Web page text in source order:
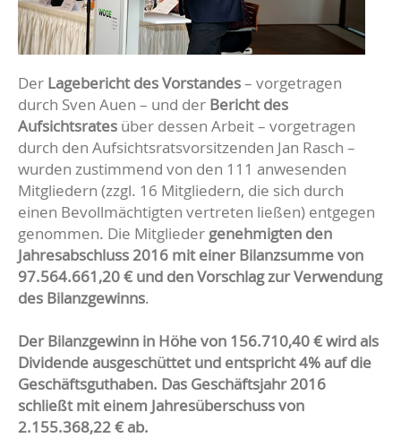
Der Lagebericht des Vorstandes– vorgetragen
durch Sven Auen – und der Bericht des
Aufsichtsrates über dessen Arbeit – vorgetragen
durch den Aufsichtsratsvorsitzenden Jan Rasch –
wurden zustimmend von den 111 anwesenden
Mitgliedern (zzgl. 16 Mitgliedern, die sich durch
einen Bevollmächtigten vertreten ließen) entgegen
genommen. Die Mitglieder genehmigten den
Jahresabschluss 2016 mit einer Bilanzsumme von
97.564.661,20 € und den Vorschlag zur Verwendung
des Bilanzgewinns.
Der Bilanzgewinn in Höhe von 156.710,40 € wird als
Dividende ausgeschüttet und entspricht 4% auf die
Geschäftsguthaben. Das Geschäftsjahr 2016
schließt mit einem Jahresüberschuss von
2.155.368,22 € ab.